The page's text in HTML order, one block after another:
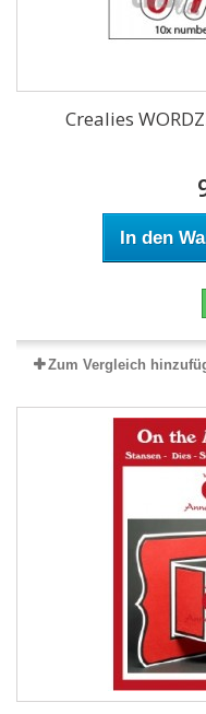
Crealies
In den
Zum Vergleich